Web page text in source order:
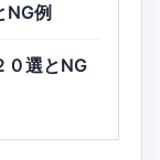
NG例
０選とNG